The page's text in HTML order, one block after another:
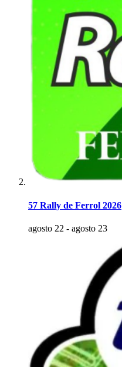
57 Rally de Ferrol 2026
agosto 22 - agosto 23